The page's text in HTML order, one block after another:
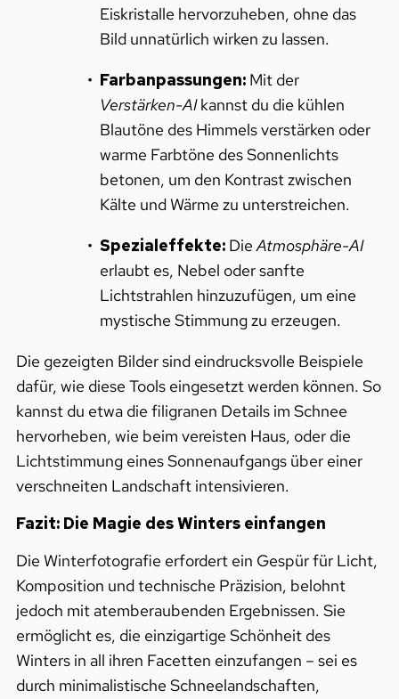
Eiskristalle hervorzuheben, ohne das
Bild unnatürlich wirken zu lassen.
Farbanpassungen:Mit der
Verstärken-AIkannst du die kühlen
Blautöne des Himmels verstärken oder
warme Farbtöne des Sonnenlichts
betonen, um den Kontrast zwischen
Kälte und Wärme zu unterstreichen.
Spezialeffekte:DieAtmosphäre-AI
erlaubt es, Nebel oder sanfte
Lichtstrahlen hinzuzufügen, um eine
mystische Stimmung zu erzeugen.
Die gezeigten Bilder sind eindrucksvolle Beispiele
dafür, wie diese Tools eingesetzt werden können. So
kannst du etwa die filigranen Details im Schnee
hervorheben, wie beim vereisten Haus, oder die
Lichtstimmung eines Sonnenaufgangs über einer
verschneiten Landschaft intensivieren.
Fazit: Die Magie des Winters einfangen
Die Winterfotografie erfordert ein Gespür für Licht,
Komposition und technische Präzision, belohnt
jedoch mit atemberaubenden Ergebnissen. Sie
ermöglicht es, die einzigartige Schönheit des
Winters in all ihren Facetten einzufangen – sei es
durch minimalistische Schneelandschaften,